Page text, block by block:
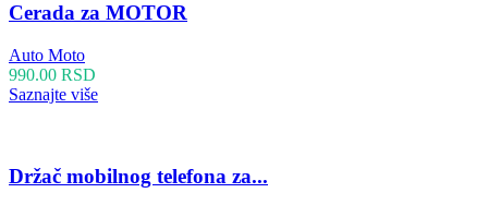
Cerada za MOTOR
Auto Moto
990.00 RSD
Saznajte više
Držač mobilnog telefona za...